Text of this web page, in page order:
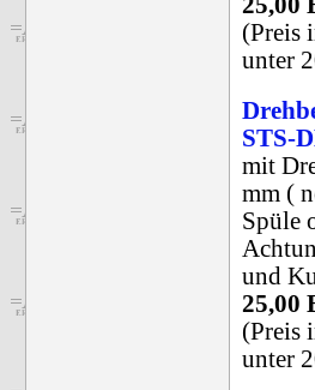
(Preis
unter
STS-
mit
mm (
Spüle
und
25,00
(Preis
unter